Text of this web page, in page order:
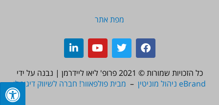
מפת אתר
F
c
e
T
i
t
Y
u
t
L
n
k
כל הזכויות שמורות © 2021
פרופ' ליאו ליידרמן | נבנה על ידי
eBrand ניהול מוניטין
– מבית פולפאוור! חברה לשיווק דיגיטלי